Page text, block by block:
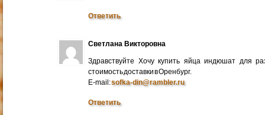
Ответить
Светлана Викторовна
Здравствуйте Хочу купить яйца индюшат для
стоимость доставки в Оренбург.
E-mail:sofka-din@rambler.ru
Ответить